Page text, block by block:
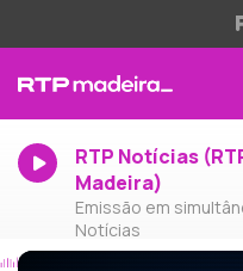
RTP Notícias
Madeira)
Emissão em
Notícias